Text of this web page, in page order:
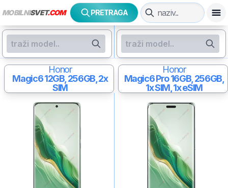
MOBILNISVET.COM PRETRAGA
Honor
Magic612GB, 256GB, 2x
SIM
Honor
Magic6 Pro16GB, 256GB,
1x SIM, 1x eSIM